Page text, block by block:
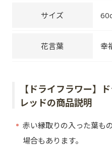
サイズ
花言葉 幸
【ドライフラワー】
レッドの商品説明
赤い縁取りの入った葉も
場合もあります。